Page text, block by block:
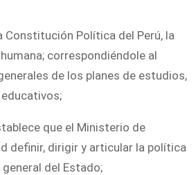
Política del Perú, la
correspondiéndole al
de los planes de estudios,
que el Ministerio de
definir, dirigir y articular la política
del Estado;